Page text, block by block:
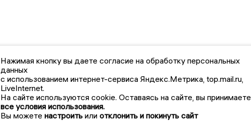
Нажимая кнопку вы даете согласие на обработку персональных
данных
с использованием интернет-сервиса Яндекс.Метрика, top.mail.ru,
LiveInternet.
На сайте используются cookie. Оставаясь на сайте, вы принимаете
все условия использования.
Вы можете настроить или отклонить и покинуть сайт